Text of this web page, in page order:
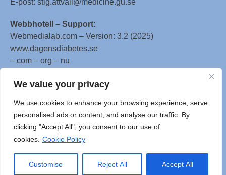
We value your privacy
We use cookies to enhance your browsing experience, serve
personalised ads or content, and analyse our traffic. By
clicking "Accept All", you consent to our use of
cookies. Cookie Policy
Customise Reject All Accept All
E-post: stig.attvall@medicine.gu.se
Webbhotell – Support:
Webmedialab.com – Version: 3.2 (2025)
www.dagensdiabetes.se
– com – org – nu
All material on this website
WebMD LLC. This website also contains material
copyrighted by 3rd parties.